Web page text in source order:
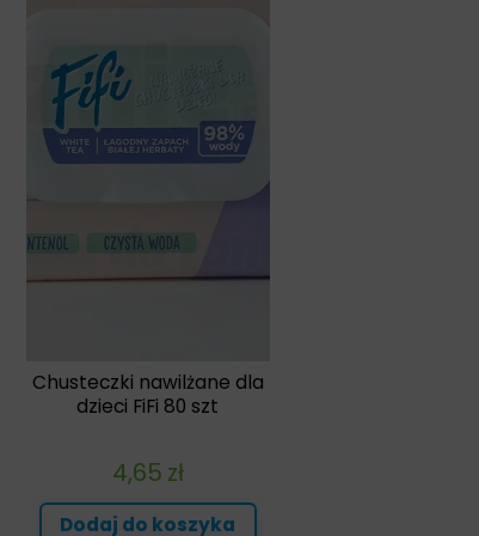
Chusteczki nawilżane dla
dzieci FiFi 80 szt
4,65 zł
Dodaj do koszyka